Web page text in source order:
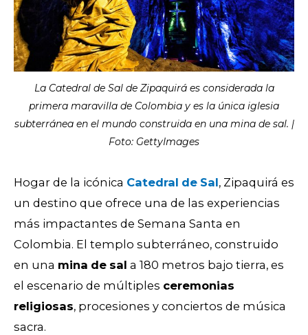
La Catedral de Sal de Zipaquirá es considerada la
primera maravilla de Colombia y es la única iglesia
subterránea en el mundo construida en una mina de sal. |
Foto: GettyImages
Hogar de la icónica Catedral de Sal, Zipaquirá es
un destino que ofrece una de las experiencias
más impactantes de Semana Santa en
Colombia. El templo subterráneo, construido
en una mina de sal a 180 metros bajo tierra, es
el escenario de múltiples ceremonias
religiosas, procesiones y conciertos de música
sacra.